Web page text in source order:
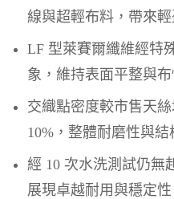
線與超輕布料，帶來輕
LF 型萊賽爾纖維經特
象，維持表面平整與布
交織點密度較市售天
10%，整體耐磨性與結
經 10 次水洗測試仍無
展現卓越耐用與穩定性